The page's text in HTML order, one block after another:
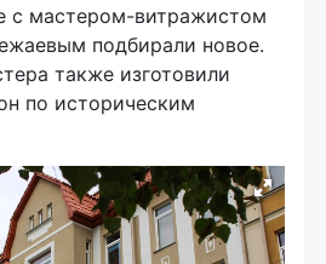
с мастером-витражистом
подбирали новое.
также изготовили
по историческим